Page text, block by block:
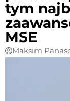
tym
MSE
Maksim